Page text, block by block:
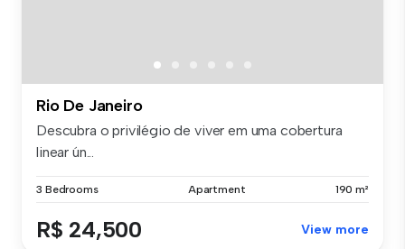
Rio De Janeiro
Descubra o privilégio de viver em uma cobertura
linear ún...
3 Bedrooms Apartment 190 m²
R$ 24,500 View more